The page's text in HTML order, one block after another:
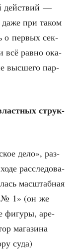
дей­ствий —
при таком
о пер­вых сек­
всё рав­но ока­
выс­ше­го пар­
струк­
дело», раз­
рас­сле­до­ва­
мас­штаб­ная
№ 1» (он же
фигу­ры, аре­
мага­зи­на
суда)